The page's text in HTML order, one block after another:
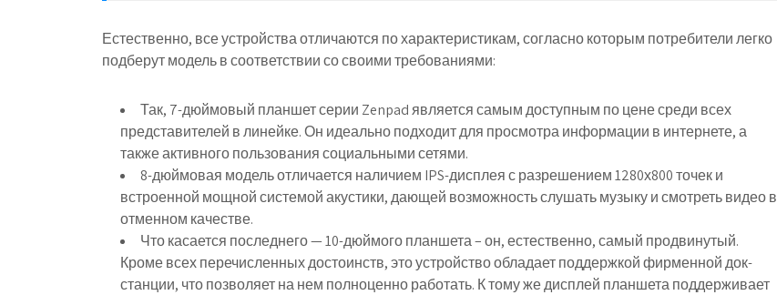
Естественно, все устройства отличаются по характеристикам, согласно которым потребители легко
подберут модель в соответствии со своими требованиями:
Так, 7-дюймовый планшет серии Zenpad является самым доступным по цене среди всех
представителей в линейке. Он идеально подходит для просмотра информации в интернете, а
также активного пользования социальными сетями.
8-дюймовая модель отличается наличием IPS-дисплея с разрешением 1280х800 точек и
встроенной мощной системой акустики, дающей возможность слушать музыку и смотреть видео в
отменном качестве.
Что касается последнего — 10-дюймого планшета – он, естественно, самый продвинутый.
Кроме всех перечисленных достоинств, это устройство обладает поддержкой фирменной док-
станции, что позволяет на нем полноценно работать. К тому же дисплей планшета поддерживает